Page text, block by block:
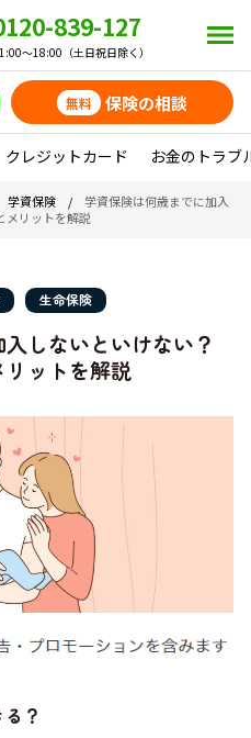
839-127
～18:00（土日祝日除く）
無料 保険の相談
クレジットカード お金のトラブ
学資保険 / 学資保険は何歳までに加入
メリットを解説
生命保険
しないといけない？
ットを解説
？